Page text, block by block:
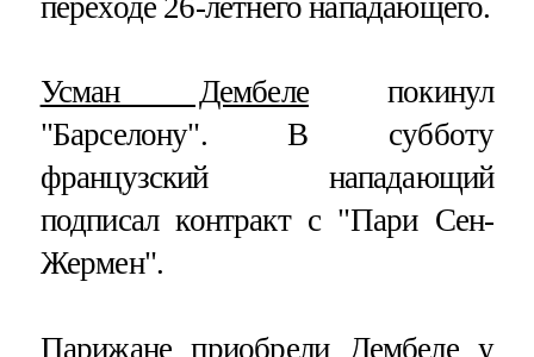
переходе 26-летнего нападающего.
Усман Дембелепокинул
"Барселону". В субботу
французский нападающий
подписал контракт с "Пари Сен-
Жермен".
Парижане приобрели Дембеле у